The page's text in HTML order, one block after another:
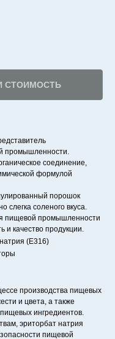
СТОИМОСТЬ
промышленности.
соединение,
формулой
порошок
слегка соленого вкуса.
пищевой промышленности
и качество продукции.
(Е316)
производства пищевых
и цвета, а также
ингредиентов.
эриторбат натрия
пищевой